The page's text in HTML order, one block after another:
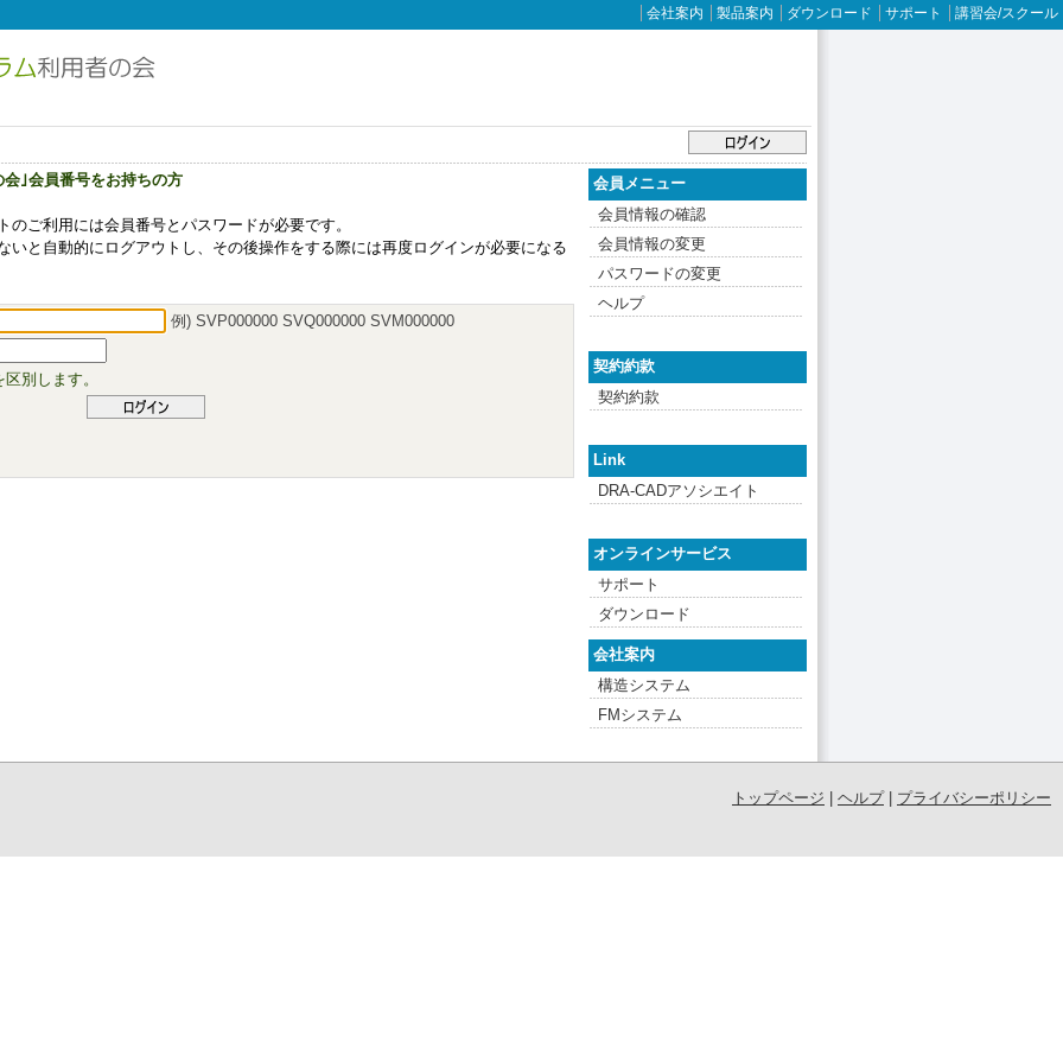
会社案内 製品案内 ダウンロード サポート 講習会/スクール
｣会員番号をお持ちの方
ご利用には会員番号とパスワードが必要です。
いと自動的にログアウトし、その後操作をする際には再度ログインが必要になる
例) SVP000000 SVQ000000 SVM000000
別します。
会員メニュー
会員情報の確認
会員情報の変更
パスワードの変更
ヘルプ
契約約款
契約約款
Link
DRA-CADアソシエイト
オンラインサービス
サポート
ダウンロード
会社案内
構造システム
FMシステム
トップページ ヘルプ| プライバシーポリシー